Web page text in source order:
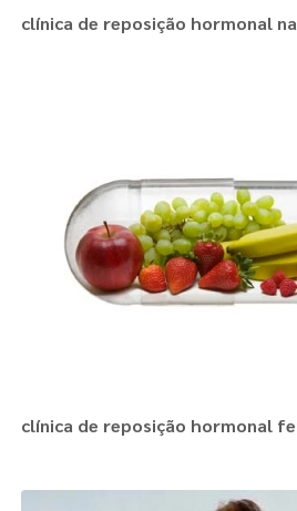
clínica de reposição hormonal
clínica de reposição hormonal